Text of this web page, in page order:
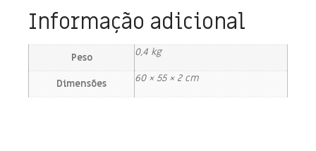
Informação adicional
Peso 0,4 kg
Dimensões 60 × 55 × 2 cm